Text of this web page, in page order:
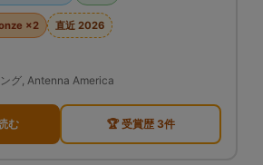
×2 直近 2026
グ, Antenna America
む 🏆 受賞歴 3件